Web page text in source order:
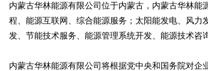
内蒙古华林能源有限公司位于内蒙古，内蒙古华林能
程、能源互联网、综合能源服务；太阳能发电、风
发、节能技术服务、能源管理系统开发、能源技术咨
内蒙古华林能源有限公司将根据党中央和国务院对